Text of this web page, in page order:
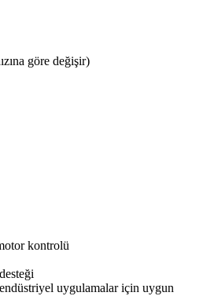
göre değişir)
kontrolü
uygulamalar için uygun